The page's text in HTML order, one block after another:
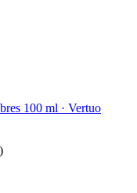
100 ml · Vertuo